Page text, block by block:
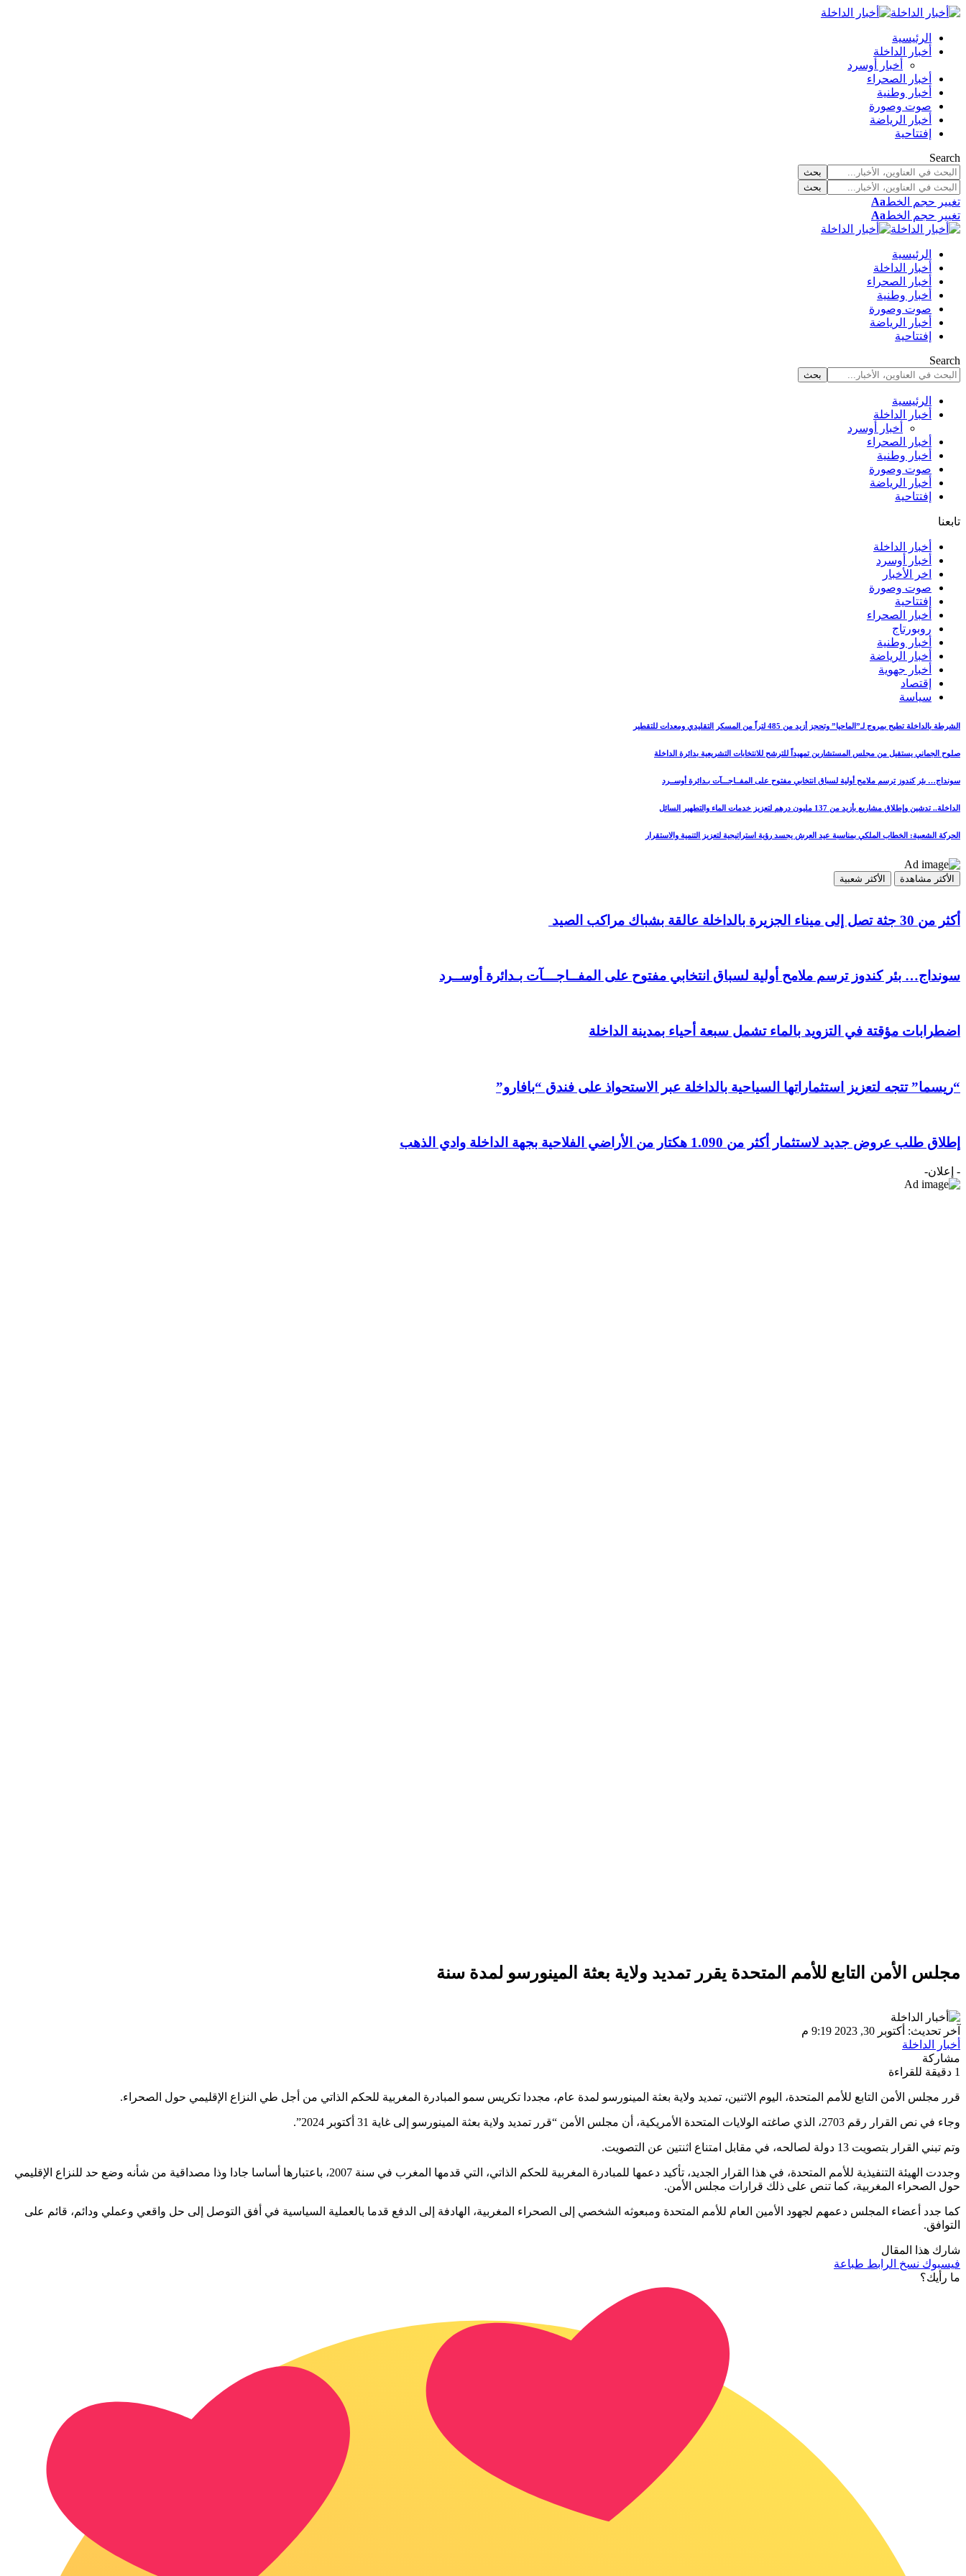
الرئيسية
أخبار الداخلة
أخبار أوسرد
أخبار الصحراء
أخبار وطنية
صوت وصورة
أخبار الرياضة
إفتتاحية
Search
تغيير حجم الخطAa
تغيير حجم الخطAa
الرئيسية
أخبار الداخلة
أخبار الصحراء
أخبار وطنية
صوت وصورة
أخبار الرياضة
إفتتاحية
Search
الرئيسية
أخبار الداخلة
أخبار أوسرد
أخبار الصحراء
أخبار وطنية
صوت وصورة
أخبار الرياضة
إفتتاحية
تابعنا
أخبار الداخلة
أخبار أوسرد
اخر الأخبار
صوت وصورة
إفتتاحية
أخبار الصحراء
روبورتاج
أخبار وطنية
أخبار الرياضة
أخبار جهوية
إقتصاد
سياسة
الشرطة بالداخلة تطيح بمروج لـ”الماحيا” وتحجز أزيد من 485 لتراً من المسكر التقليدي ومعدات للتقطير
صلوح الجماني يستقيل من مجلس المستشارين تمهيداً للترشح للانتخابات التشريعية بدائرة الداخلة
سونداج… بئر كندوز ترسم ملامح أولية لسباق انتخابي مفتوح على المفــاجـــآت بـدائرة أوســرد
الداخلة.. تدشين وإطلاق مشاريع بأزيد من 137 مليون درهم لتعزيز خدمات الماء والتطهير السائل
الحركة الشعبية: الخطاب الملكي بمناسبة عيد العرش يجسد رؤية استراتيجية لتعزيز التنمية والاستقرار
الأكثر مشاهدة الأكثر شعبية
أكثر من 30 جثة تصل إلى ميناء الجزيرة بالداخلة عالقة بشباك مراكب الصيد
سونداج… بئر كندوز ترسم ملامح أولية لسباق انتخابي مفتوح على المفــاجـــآت بـدائرة أوســرد
اضطرابات مؤقتة في التزويد بالماء تشمل سبعة أحياء بمدينة الداخلة
“ريسما” تتجه لتعزيز استثماراتها السياحية بالداخلة عبر الاستحواذ على فندق “بافارو”
إطلاق طلب عروض جديد لاستثمار أكثر من 1.090 هكتار من الأراضي الفلاحية بجهة الداخلة وادي الذهب
- إعلان-
مجلس الأمن التابع للأمم المتحدة يقرر تمديد ولاية بعثة المينورسو لمدة سنة
آخر تحديث: أكتوبر 30, 2023 9:19 م
أخبار الداخلة
مشاركة
1 دقيقة للقراءة
قرر مجلس الأمن التابع للأمم المتحدة، اليوم الاثنين، تمديد ولاية بعثة المينورسو لمدة عام، مجددا تكريس سمو المبادرة المغربية للحكم الذاتي من أجل طي النزاع الإقليمي حول الصحراء.
وجاء في نص القرار رقم 2703، الذي صاغته الولايات المتحدة الأمريكية، أن مجلس الأمن “قرر تمديد ولاية بعثة المينورسو إلى غاية 31 أكتوبر 2024”.
وتم تبني القرار بتصويت 13 دولة لصالحه، في مقابل امتناع اثنتين عن التصويت.
وجددت الهيئة التنفيذية للأمم المتحدة، في هذا القرار الجديد، تأكيد دعمها للمبادرة المغربية للحكم الذاتي، التي قدمها المغرب في سنة 2007، باعتبارها أساسا جادا وذا مصداقية من شأنه وضع حد للنزاع الإقليمي
حول الصحراء المغربية، كما تنص على ذلك قرارات مجلس الأمن.
كما جدد أعضاء المجلس دعمهم لجهود الأمين العام للأمم المتحدة ومبعوثه الشخصي إلى الصحراء المغربية، الهادفة إلى الدفع قدما بالعملية السياسية في أفق التوصل إلى حل واقعي وعملي ودائم، قائم على
التوافق.
شارك هذا المقال
فيسبوك نسخ الرابط طباعة
ما رأيك؟